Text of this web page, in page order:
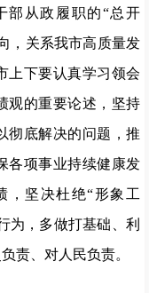
部从政履职的“总开
，关系我市高质量发
上下要认真学习领会
观的重要论述，坚持
彻底解决的问题，推
各项事业持续健康发
，坚决杜绝“形象工
为，多做打基础、利
责、对人民负责。